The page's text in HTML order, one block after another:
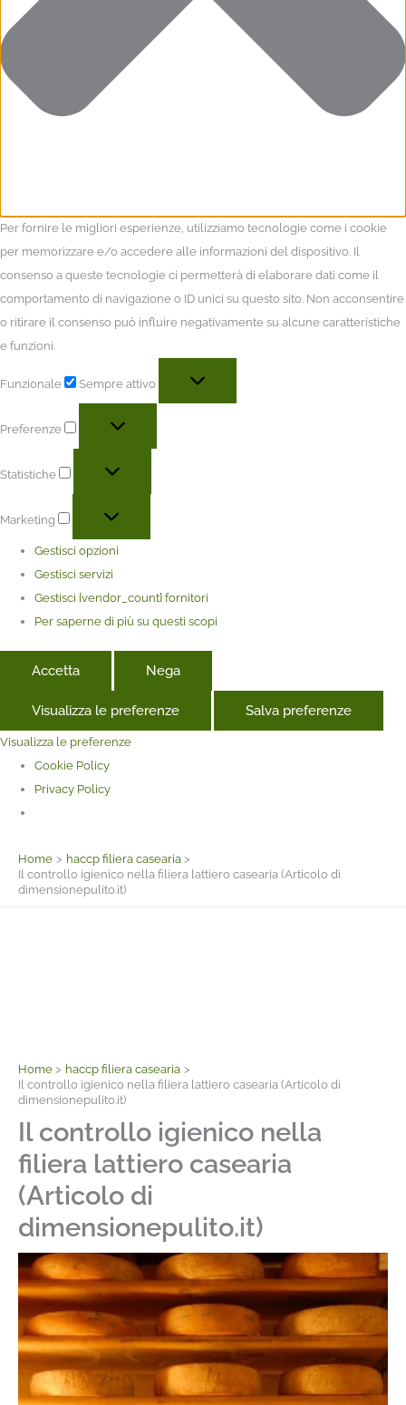
Per fornire le migliori esperienze, utilizziamo tecnologie come i cookie
per memorizzare e/o accedere alle informazioni del dispositivo. Il
consenso a queste tecnologie ci permetterà di elaborare dati come il
comportamento di navigazione o ID unici su questo sito. Non acconsentire
o ritirare il consenso può influire negativamente su alcune caratteristiche
e funzioni.
Funzionale Sempre attivo
Preferenze
Statistiche
Marketing
Gestisci opzioni
Gestisci servizi
Gestisci {vendor_count} fornitori
Per saperne di più su questi scopi
Accetta Nega
Visualizza le preferenze Salva preferenze
Visualizza le preferenze
Cookie Policy
Privacy Policy
Home
haccp filiera casearia
Il controllo igienico nella filiera lattiero casearia (Articolo di
dimensionepulito.it)
Home
haccp filiera casearia
Il controllo igienico nella filiera lattiero casearia (Articolo di
dimensionepulito.it)
Il controllo igienico nella
filiera lattiero casearia
(Articolo di
dimensionepulito.it)